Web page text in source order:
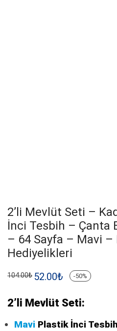
2’li Mevlüt Seti –
İnci Tesbih – Çanta
– 64 Sayfa – Mavi –
Hediyelikleri
104.00₺ Orijinal
fiyat:
52.00₺ Şu
andaki
-50%
2’li Mevlüt Seti:
Mavi Plastik İnci Tesbih